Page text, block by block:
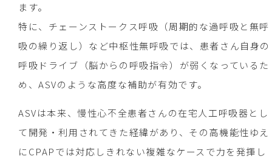
ます。
特に、チェーンストークス呼吸（周期的な過呼吸と無呼
吸の繰り返し）など中枢性無呼吸では、患者さん自身の
呼吸ドライブ（脳からの呼吸指令）が弱くなっているた
め、ASVのような高度な補助が有効です。
ASVは本来、慢性心不全患者さんの在宅人工呼吸器とし
て開発・利用されてきた経緯があり、その高機能性ゆえ
にCPAPでは対応しきれない複雑なケースで力を発揮し